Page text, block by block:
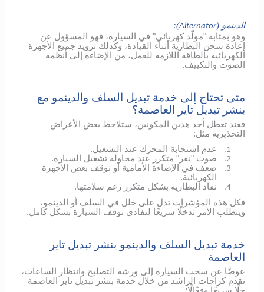
الدينمو (Alternator
):
وهو بمثابة "مولّد كهربائي" في السيارة، فهو المسؤول عن
إعادة شحن البطارية أثناء القيادة، وكذلك تزويد جميع الأجهزة
الكهربائية بالطاقة اللازمة للعمل، من الإضاءة إلى أنظمة
الصوت والتكييف.
متى تحتاج إلى خدمة تبديل السلف والدينمو مع
بنشر تبديل تاير العاصمة؟
فعند تعطل أحد هذين المكونين، ستلاحظ بعض الأعراض
التحذيرية مثل:
1. عدم استجابة المحرك عند التشغيل.
2. صوت "نقر" متكرر عند محاولة تشغيل السيارة.
3.
ضعف في الإضاءة الأمامية أو توقف بعض الأجهزة
الكهربائية.
4.
نفاد البطارية بشكل متكرر رغم سلامتها.
فكل هذه المؤشرات تدل على خلل في السلف أو الدينمو،
ويتطلب الأمر تدخلًا سريعًا لتفادي توقف السيارة بشكل كامل.
خدمة تبديل السلف والدينمو بنشر تبديل تاير
العاصمة
عوضًا عن سحب السيارة إلى ورشة التصليح وانتظار الساعات،
تقدم كراجات الراشد من خلال خدمة بنشر تبديل تاير العاصمة
حلًا سريعًا وفعّالًا: